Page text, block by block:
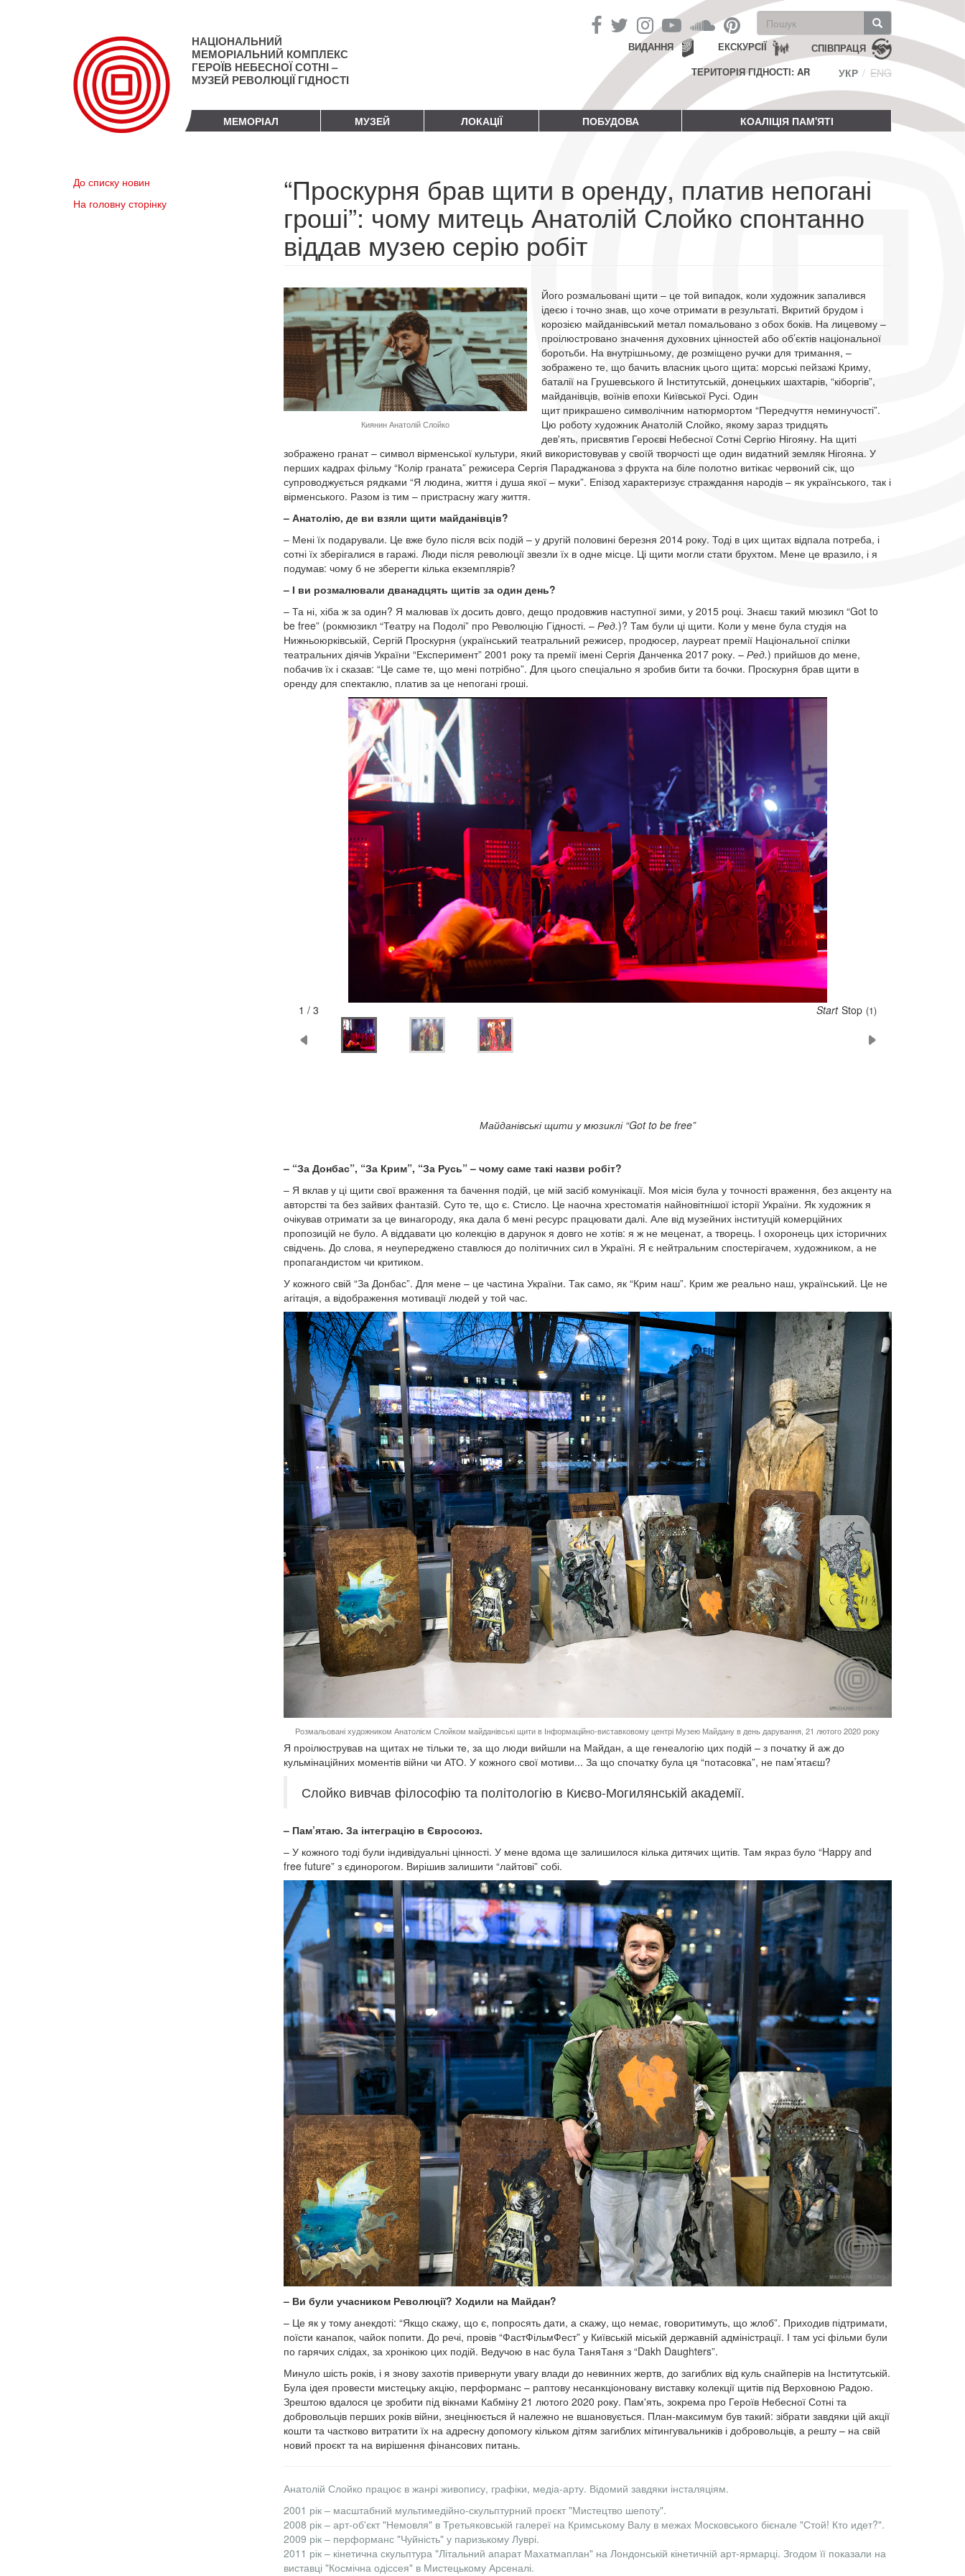
НАЦІОНАЛЬНИЙ
МЕМОРІАЛЬНИЙ КОМПЛЕКС
ГЕРОЇВ НЕБЕСНОЇ СОТНІ –
МУЗЕЙ РЕВОЛЮЦІЇ ГІДНОСТІ
Пошукова
форма
Пошук СПІВПРАЦЯ
ЕКСКУРСІЇ
ВИДАННЯ
ТЕРИТОРІЯ ГІДНОСТІ: AR
УКР ENG
МЕМОРІАЛ МУЗЕЙ ЛОКАЦІЇ ПОБУДОВА КОАЛІЦІЯ ПАМ'ЯТІ
До списку новин
На головну сторінку
“Проскурня брав щити в оренду, платив непогані
гроші”: чому митець Анатолій Слойко спонтанно
віддав музею серію робіт
Киянин Анатолій Слойко
Його розмальовані щити – це той випадок, коли художник запалився
ідеєю і точно знав, що хоче отримати в результаті. Вкритий брудом і
корозією майданівський метал помальовано з обох боків. На лицевому –
проілюстровано значення духовних цінностей або об’єктів національної
боротьби. На внутрішньому, де розміщено ручки для тримання, –
зображено те, що бачить власник цього щита: морські пейзажі Криму,
баталії на Грушевського й Інститутській, донецьких шахтарів, “кіборгів”,
майданівців, воїнів епохи Київської Русі. Один
щит прикрашено символічним натюрмортом “Передчуття неминучості”.
Цю роботу художник Анатолій Слойко, якому зараз тридцять
дев'ять, присвятив Героєві Небесної Сотні Сергію Нігояну. На щиті
зображено гранат – символ вірменської культури, який використовував у своїй творчості ще один видатний земляк Нігояна. У
перших кадрах фільму “Колір граната” режисера Сергія Параджанова з фрукта на біле полотно витікає червоний сік, що
супроводжується рядками “Я людина, життя і душа якої – муки”. Епізод характеризує страждання народів – як українського, так і
вірменського. Разом із тим – пристрасну жагу життя.
– Анатолію, де ви взяли щити майданівців?
– Мені їх подарували. Це вже було після всіх подій – у другій половині березня 2014 року. Тоді в цих щитах відпала потреба, і
сотні їх зберігалися в гаражі. Люди після революції звезли їх в одне місце. Ці щити могли стати брухтом. Мене це вразило, і я
подумав: чому б не зберегти кілька екземплярів?
– І ви розмалювали дванадцять щитів за один день?
– Та ні, хіба ж за один? Я малював їх досить довго, дещо продовжив наступної зими, у 2015 році. Знаєш такий мюзикл “Got to
be free” (рокмюзикл “Театру на Подолі” про Революцію Гідності. – Ред.)? Там були ці щити. Коли у мене була студія на
Нижньоюрківській, Сергій Проскурня (український театральний режисер, продюсер, лауреат премії Національної спілки
театральних діячів України “Експеримент” 2001 року та премії імені Сергія Данченка 2017 року. – Ред.) прийшов до мене,
побачив їх і сказав: “Це саме те, що мені потрібно”. Для цього спеціально я зробив бити та бочки. Проскурня брав щити в
оренду для спектаклю, платив за це непогані гроші.
2 / 3 Start Stop (4)
Майданівські щити у мюзиклі “Got to be free”
– “За Донбас”, “За Крим”, “За Русь” – чому саме такі назви робіт?
– Я вклав у ці щити свої враження та бачення подій, це мій засіб комунікації. Моя місія була у точності враження, без акценту на
авторстві та без зайвих фантазій. Суто те, що є. Стисло. Це наочна хрестоматія найновітнішої історії України. Як художник я
очікував отримати за це винагороду, яка дала б мені ресурс працювати далі. Але від музейних інституцій комерційних
пропозицій не було. А віддавати цю колекцію в дарунок я довго не хотів: я ж не меценат, а творець. І охоронець цих історичних
свідчень. До слова, я неупереджено ставлюся до політичних сил в Україні. Я є нейтральним спостерігачем, художником, а не
пропагандистом чи критиком.
У кожного свій “За Донбас”. Для мене – це частина України. Так само, як “Крим наш”. Крим же реально наш, український. Це не
агітація, а відображення мотивації людей у той час.
Розмальовані художником Анатолієм Слойком майданівські щити в Інформаційно-виставковому центрі Музею Майдану в день дарування, 21 лютого 2020 року
Я проілюстрував на щитах не тільки те, за що люди вийшли на Майдан, а ще генеалогію цих подій – з початку й аж до
кульмінаційних моментів війни чи АТО. У кожного свої мотиви... За що спочатку була ця “потасовка”, не пам’ятаєш?
Слойко вивчав філософію та політологію в Києво-Могилянській академії.
– Пам’ятаю. За інтеграцію в Євросоюз.
– У кожного тоді були індивідуальні цінності. У мене вдома ще залишилося кілька дитячих щитів. Там якраз було “Happy and
free future” з єдинорогом. Вирішив залишити “лайтові” собі.
– Ви були учасником Революції? Ходили на Майдан?
– Це як у тому анекдоті: “Якщо скажу, що є, попросять дати, а скажу, що немає, говоритимуть, що жлоб”. Приходив підтримати,
поїсти канапок, чайок попити. До речі, провів “ФастФільмФест” у Київській міській державній адміністрації. І там усі фільми були
по гарячих слідах, за хронікою цих подій. Ведучою в нас була ТаняТаня з “Dakh Daughters”.
Минуло шість років, і я знову захотів привернути увагу влади до невинних жертв, до загиблих від куль снайперів на Інститутській.
Була ідея провести мистецьку акцію, перформанс – раптову несанкціоновану виставку колекції щитів під Верховною Радою.
Зрештою вдалося це зробити під вікнами Кабміну 21 лютого 2020 року. Пам'ять, зокрема про Героїв Небесної Сотні та
добровольців перших років війни, знецінюється й належно не вшановується. План-максимум був такий: зібрати завдяки цій акції
кошти та частково витратити їх на адресну допомогу кільком дітям загиблих мітингувальників і добровольців, а решту – на свій
новий проєкт та на вирішення фінансових питань.
Анатолій Слойко працює в жанрі живопису, графіки, медіа-арту. Відомий завдяки інсталяціям.
2001 рік – масштабний мультимедійно-скульптурний проєкт "Мистецтво шепоту".
2008 рік – арт-об'єкт "Немовля" в Третьяковській галереї на Кримському Валу в межах Московського бієнале "Стой! Кто идет?".
2009 рік – перформанс "Чуйність" у паризькому Луврі.
2011 рік – кінетична скульптура "Літальний апарат Махатмаплан" на Лондонській кінетичній арт-ярмарці. Згодом її показали на
виставці "Космічна одіссея" в Мистецькому Арсеналі.